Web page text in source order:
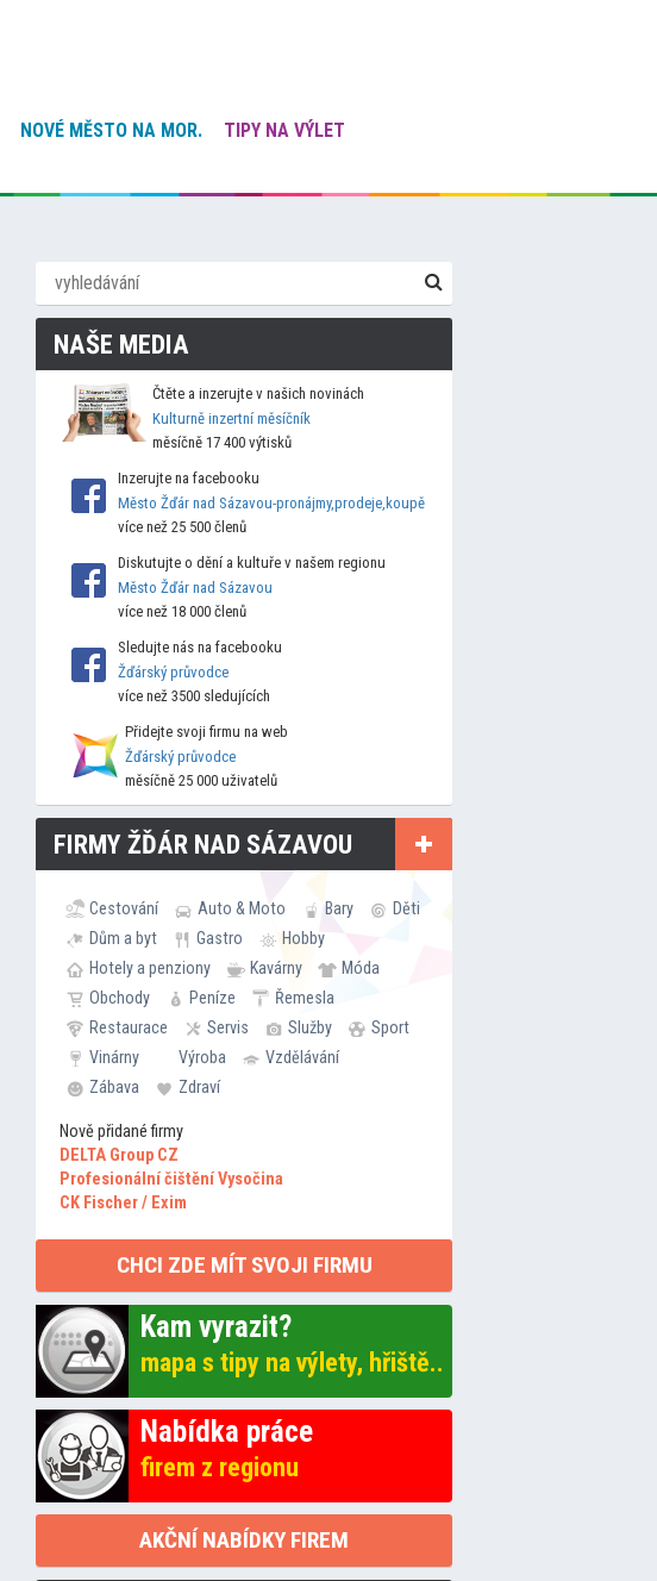
NOVÉ MĚSTO NA MOR.
TIPY NA VÝLET
NAŠE MEDIA
Čtěte a inzerujte v našich novinách
Kulturně inzertní měsíčník
měsíčně 17 400 výtisků
Inzerujte na facebooku
Město Žďár nad Sázavou-pronájmy,prodeje,koupě
více než 25 500 členů
Diskutujte o dění a kultuře v našem regionu
Město Žďár nad Sázavou
více než 18 000 členů
Sledujte nás na facebooku
Žďárský průvodce
více než 3500 sledujících
Přidejte svoji firmu na web
Žďárský průvodce
měsíčně 25 000 uživatelů
FIRMY ŽĎÁR NAD SÁZAVOU
Cestování Auto & Moto Bary
Děti
Dům a byt
Gastro
Hobby
Hotely a penziony
Kavárny
Móda
Obchody
Peníze
Řemesla
Restaurace
Servis Služby
Sport
Vinárny
Výroba
Vzdělávání
Zábava
Zdraví
Nově přidané firmy
DELTA Group CZ
Profesionální čištění Vysočina
CK Fischer / Exim
CHCI ZDE MÍT SVOJI FIRMU
Kam vyrazit?
mapa s tipy na výlety, hřiště..
Nabídka práce
firem z regionu
AKČNÍ NABÍDKY FIREM